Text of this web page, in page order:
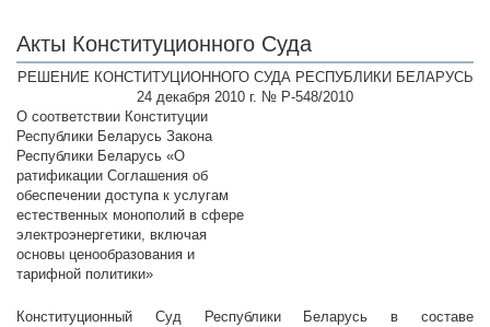
Акты Конституционного Суда
РЕШЕНИЕ КОНСТИТУЦИОННОГО СУДА РЕСПУБЛИКИ БЕЛАРУСЬ
24 декабря 2010 г. № Р-548/2010
О соответствии Конституции
Республики Беларусь Закона
Республики Беларусь «О
ратификации Соглашения об
обеспечении доступа к услугам
естественных монополий в сфере
электроэнергетики, включая
основы ценообразования и
тарифной политики»
Конституционный Суд Республики Беларусь в составе